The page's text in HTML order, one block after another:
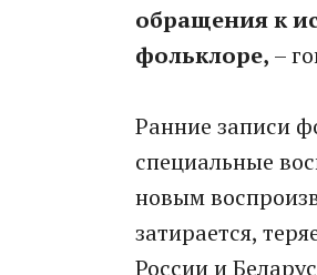
обращения к
фольклоре, –
Ранние записи
специальные
новым
затирается,
России и